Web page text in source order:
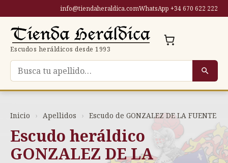
contenido
info@tiendaheraldica.comWhatsApp +34 670 622 222
Escudos heráldicos desde 1993
Buscar escudo por apellido
Inicio › Apellidos › Escudo de GONZALEZ DE LA FUENTE
Escudo heráldico
GONZALEZ DE LA